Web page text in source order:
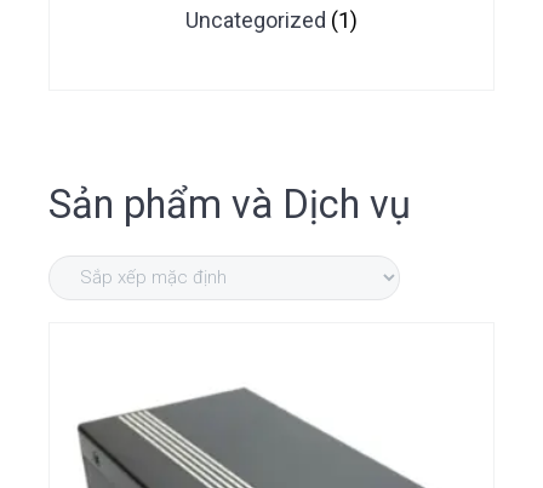
Uncategorized (1)
Sản phẩm và Dịch vụ